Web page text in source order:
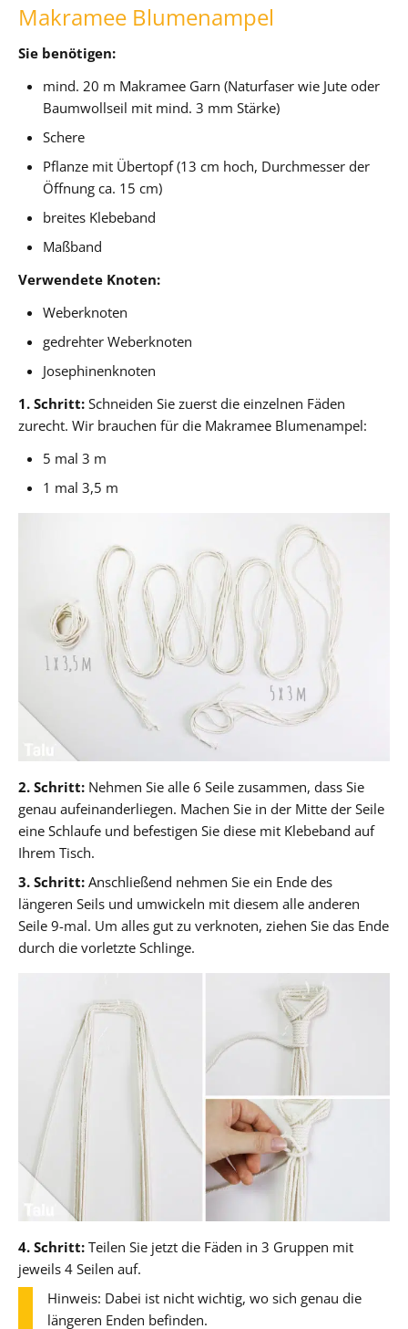
Makramee Blumenampel
Sie benötigen:
mind. 20 m Makramee Garn (Naturfaser wie Jute oder
Baumwollseil mit mind. 3 mm Stärke)
Schere
Pflanze mit Übertopf (13 cm hoch, Durchmesser der
Öffnung ca. 15 cm)
breites Klebeband
Maßband
Verwendete Knoten:
Weberknoten
gedrehter Weberknoten
Josephinenknoten
1. Schritt: Schneiden Sie zuerst die einzelnen Fäden
zurecht. Wir brauchen für die Makramee Blumenampel:
5 mal 3 m
1 mal 3,5 m
2. Schritt: Nehmen Sie alle 6 Seile zusammen, dass Sie
genau aufeinanderliegen. Machen Sie in der Mitte der Seile
eine Schlaufe und befestigen Sie diese mit Klebeband auf
Ihrem Tisch.
3. Schritt: Anschließend nehmen Sie ein Ende des
längeren Seils und umwickeln mit diesem alle anderen
Seile 9-mal. Um alles gut zu verknoten, ziehen Sie das Ende
durch die vorletzte Schlinge.
4. Schritt: Teilen Sie jetzt die Fäden in 3 Gruppen mit
jeweils 4 Seilen auf.
Hinweis: Dabei ist nicht wichtig, wo sich genau die
längeren Enden befinden.